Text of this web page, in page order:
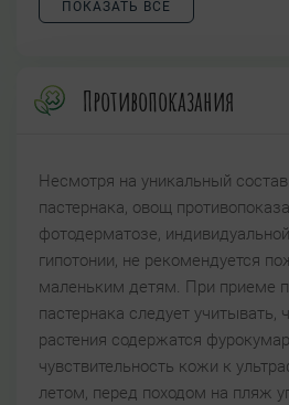
ПОКАЗАТЬ ВСЕ
Противопоказания
Несмотря на уникальный
пастернака, овощ
фотодерматозе,
гипотонии, не рекомендуется
маленьким детям. При приеме
пастернака следует учитывать,
растения содержатся
чувствительность кожи к
летом, перед походом на пляж